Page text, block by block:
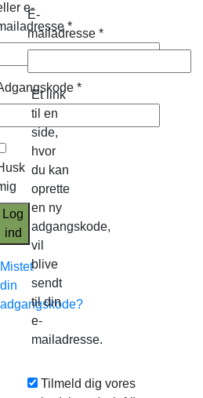
e-
*
*
Log
ind
Mistet
din
adgangskode?
E-
mailadresse *
Et link
til en
side,
hvor
du kan
oprette
en ny
adgangskode,
vil
blive
sendt
til din
e-
mailadresse.
Tilmeld dig vores